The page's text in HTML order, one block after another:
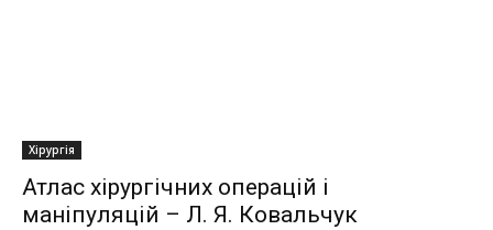
Хірургія
Атлас хірургічних операцій і
маніпуляцій – Л. Я. Ковальчук